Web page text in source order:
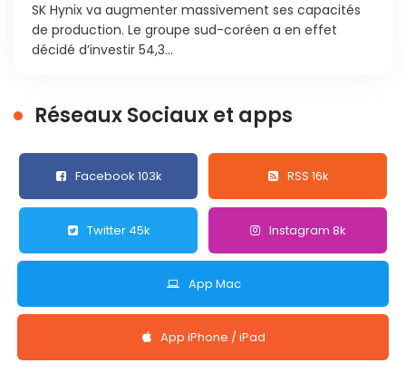
SK Hynix va augmenter massivement ses capacités
de production. Le groupe sud-coréen a en effet
décidé d’investir 54,3...
Réseaux Sociaux et apps
Facebook 103k RSS 16k
Twitter 45k Instagram 8k
App Mac
App iPhone / iPad